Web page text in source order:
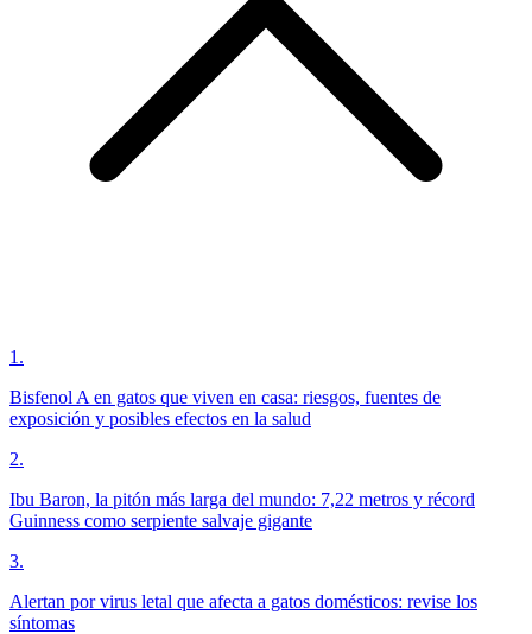
1 .
Bisfenol A en gatos que viven en casa: riesgos, fuentes de
exposición y posibles efectos en la salud
2.
Ibu Baron, la pitón más larga del mundo: 7,22 metros y récord
Guinness como serpiente salvaje gigante
3.
Alertan por virus letal que afecta a gatos domésticos: revise los
síntomas